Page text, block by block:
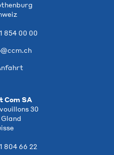
854 00 00
Com SA
30
Gland
804 66 22